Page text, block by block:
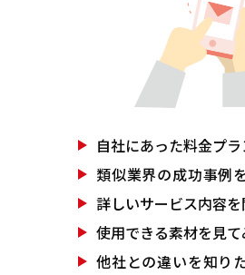
自社にあった料金プ
類似業界の成功事例
詳しいサービス内容
使用できる素材を見
他社との違いを知り